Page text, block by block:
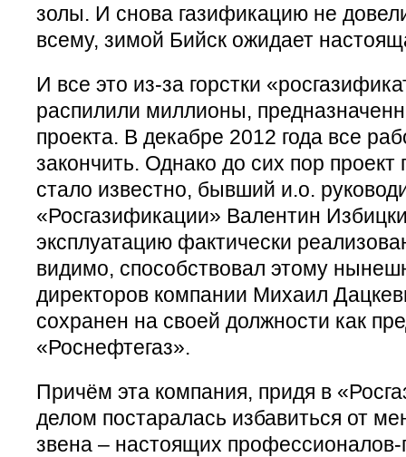
золы. И снова газификацию не
всему, зимой Бийск ожидает
И все это из-за горстки
распилили миллионы,
проекта. В декабре 2012 года все
закончить. Однако до сих пор проект
стало известно, бывший и.о.
«Росгазификации» Валентин
эксплуатацию фактически
видимо, способствовал этому
директоров компании Михаил
сохранен на своей должности как
«Роснефтегаз».
Причём эта компания, придя в
делом постаралась избавиться от
звена – настоящих профессионалов-